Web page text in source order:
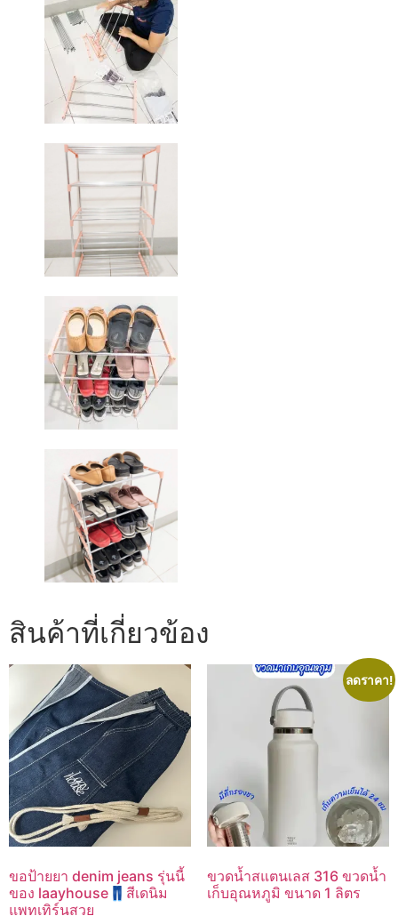
สินค้าที่เกี่ยวข้อง
ขอป้ายยา denim jeans รุ่นนี้
ของ laayhouse👖สีเดนิม
แพทเทิร์นสวย
ลดราคา!
ขวดน้ำสแตนเลส 316 ขวดน้ำ
เก็บอุณหภูมิ ขนาด 1 ลิตร